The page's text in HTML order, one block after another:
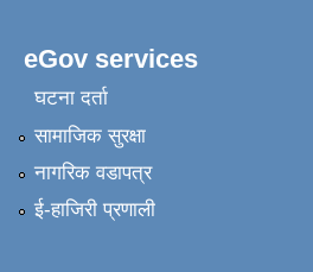
eGov services
घटना दर्ता
सामाजिक सुरक्षा
नागरिक वडापत्र
ई-हाजिरी प्रणाली